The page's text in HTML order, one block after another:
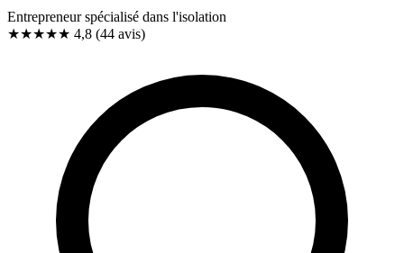
Entrepreneur spécialisé dans l'isolation
★★★★★ 4,8 (44 avis)